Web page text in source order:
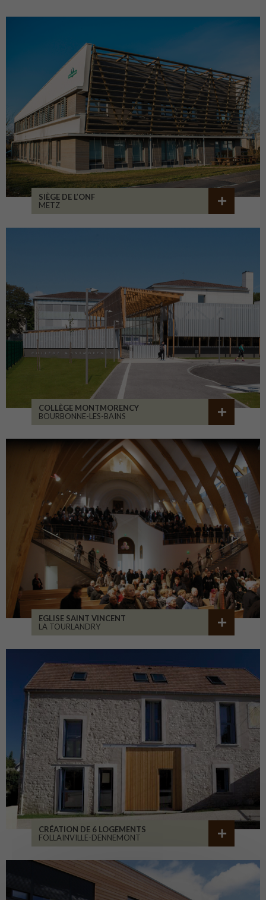
SIÈGE DE L’ONF
METZ
COLLÈGE MONTMORENCY
BOURBONNE-LES-BAINS
EGLISE SAINT VINCENT
LA TOURLANDRY
CRÉATION DE 6 LOGEMENTS
FOLLAINVILLE-DENNEMONT